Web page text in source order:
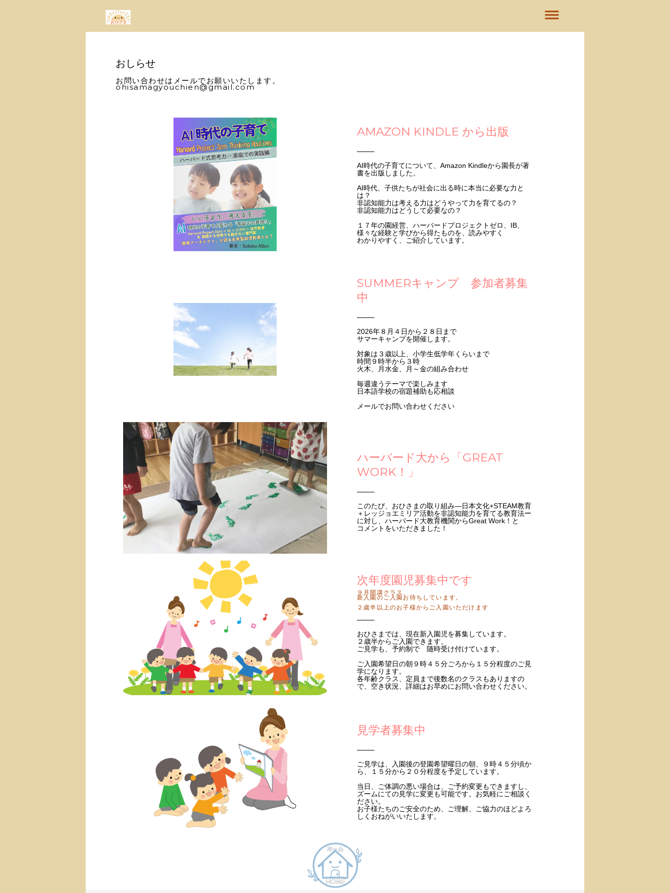
おしらせ
お問い合わせはメールでお願いいたします。
ohisamagyouchien@gmail.com
AMAZON KINDLE から出版
AI時代の子育てについて、Amazon Kindleから園長が著
書を出版しました。
AI時代、子供たちが社会に出る時に本当に必要な力と
は？
非認知能力は考える力はどうやって力を育てるの？
非認知能力はどうして必要なの？
１７年の園経営、ハーバードプロジェクトゼロ、IB、
様々な経験と学びから得たものを、読みやすく
わかりやすく、ご紹介しています。
SUMMERキャンプ 参加者募集
中
2026年８月４日から２８日まで
サマーキャンプを開催します。
対象は３歳以上、小学生低学年くらいまで
時間９時半から３時
火木、月水金、月～金の組み合わせ
毎週違うテーマで楽しみます
日本語学校の宿題補助も応相談
メールでお問い合わせください
ハーバード大から「GREAT
WORK！」
​このたび、おひさまの取り組み―日本文化+STEAM教育
＋レッジョエミリア活動を非認知能力を育てる教育法ー
に対し、ハーバード大教育機関からGreat Work！と
コメントをいただきました！
次年度園児募集中です
９月開講クラス、
新入園のご入園お待ちしています。
２歳半以上のお子様からご入園いただけます
おひさまでは、現在新入園児を募集しています。
２歳半からご入園できます。
ご見学も、予約制で 随時受け付けています。
ご入園希望日の朝９時４５分ごろから１５分程度のご見
学になります。
各年齢クラス、定員まで後数名のクラスもありますの
で、空き状況、詳細はお早めにお問い合わせください。
見学者募集中
ご見学は、入園後の登園希望曜日の朝、９時４５分頃か
ら、１５分から２０分程度を予定しています。
​当日、ご体調の悪い場合は、ご予約変更もできますし、
ズームにての見学に変更も可能です。お気軽にご相談く
ださい。
お子様たちのご安全のため、ご理解、ご協力のほどよろ
しくおねがいいたします。